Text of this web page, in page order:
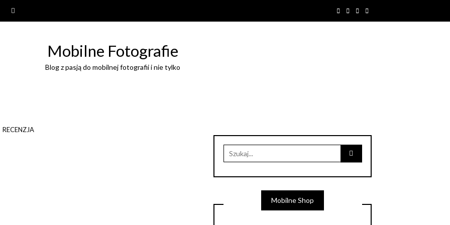
Mobilne Fotografie
Blog z pasją do mobilnej fotografii i nie tylko
RECENZJA
Mobilne Shop